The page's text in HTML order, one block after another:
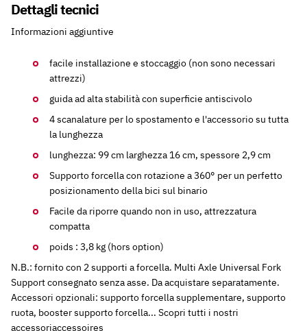
Dettagli tecnici
Informazioni aggiuntive
facile installazione e stoccaggio (non sono necessari
attrezzi)
guida ad alta stabilità con superficie antiscivolo
4 scanalature per lo spostamento e l'accessorio su tutta
la lunghezza
lunghezza: 99 cm larghezza 16 cm, spessore 2,9 cm
Supporto forcella con rotazione a 360° per un perfetto
posizionamento della bici sul binario
Facile da riporre quando non in uso, attrezzatura
compatta
poids : 3,8 kg (hors option)
N.B.: fornito con 2 supporti a forcella. Multi Axle Universal Fork
Support consegnato senza asse. Da acquistare separatamente.
Accessori opzionali: supporto forcella supplementare, supporto
ruota, booster supporto forcella... Scopri tutti i nostri
accessoriaccessoires